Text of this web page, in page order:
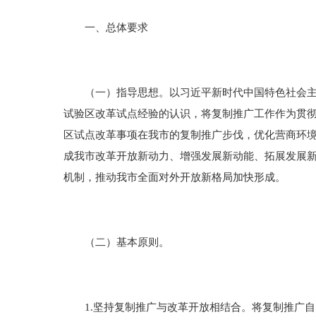
一、总体要求
（一）指导思想。以习近平新时代中国特色社会主
试验区改革试点经验的认识，将复制推广工作作为贯
区试点改革事项在我市的复制推广步伐，优化营商环
成我市改革开放新动力、增强发展新动能、拓展发展
机制，推动我市全面对外开放新格局加快形成。
（二）基本原则。
1.坚持复制推广与改革开放相结合。将复制推广自